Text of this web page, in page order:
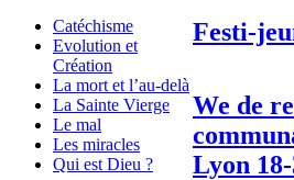
Catéchisme
Evolution et
Création
La mort et l’au-delà
La Sainte Vierge
Le mal
Les miracles
Qui est Dieu ?
Festi-
We de
Lyon